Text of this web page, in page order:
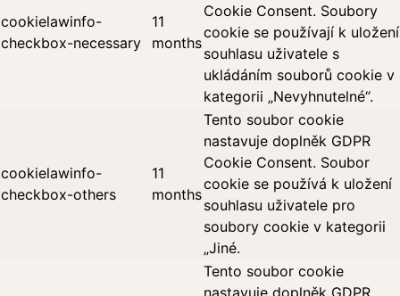
cookielawinfo-
checkbox-necessary
11
months
Cookie Consent. Soubory
cookie se používají k uložení
souhlasu uživatele s
ukládáním souborů cookie v
kategorii „Nevyhnutelné“.
cookielawinfo-
checkbox-others
11
months
Tento soubor cookie
nastavuje doplněk GDPR
Cookie Consent. Soubor
cookie se používá k uložení
souhlasu uživatele pro
soubory cookie v kategorii
„Jiné.
Tento soubor cookie